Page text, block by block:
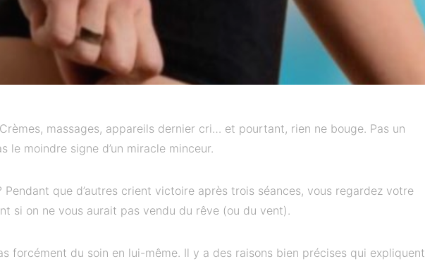
massages, appareils dernier cri… et pourtant, rien ne bouge. Pas un
le moindre signe d’un miracle minceur.
Pendant que d’autres crient victoire après trois séances, vous regardez votre
si on ne vous aurait pas vendu du rêve (ou du vent).
forcément du soin en lui-même. Il y a des raisons bien précises qui expliquent